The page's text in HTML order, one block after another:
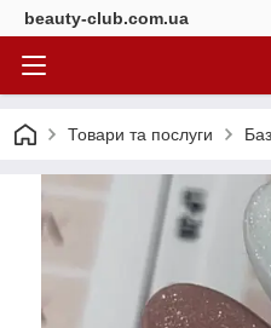
beauty-club.com.ua
Товари та послуги